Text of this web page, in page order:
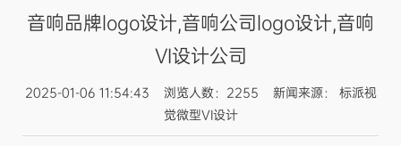
音响品牌logo设计,音响公司logo设计,音响
VI设计公司
2025-01-06 11:54:43 浏览人数：2255 新闻来源： 标派视
觉微型VI设计